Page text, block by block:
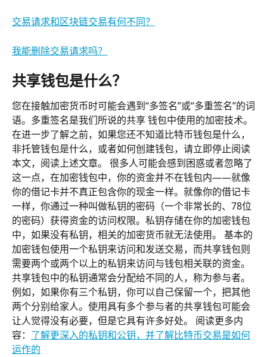
交易请求和区块链交易有何不同？
我能删除交易请求吗？
共享钱包是什么？
您在接触加密货币时可能会遇到“多签名”或“多重签名”的词
语。多重签名是我们所说的共享 钱包中使用的加密技术。
在进一步了解之前，如果您还不知道比特币钱包是什么，
非托管钱包是什么，或者如何创建钱包，请立即停止阅读
本文，阅读上述文章。 很多人可能会感到困惑或者忽略了
这一点，在加密钱包中，你的资金并不在钱包内——就像
你的借记卡并不真正包含你的现金一样。就像你的借记卡
一样，你通过一种叫做私钥的密码（一个非常长的、78位
的密码）获得资金的访问权限。私钥存储在你的加密钱包
中，如果没有私钥，相关的加密货币就无法使用。 基本的
加密钱包使用一个私钥来访问和发送交易，而共享钱包则
需要两个或两个以上的私钥来访问与钱包相关联的资金。
共享钱包中的私钥通常会分配给不同的人，称为参与者。
例如，如果你有三个私钥，你可以自己保留一个，把其他
两个分别给家人。使用具有多个参与者的共享钱包可能会
让人觉得没有必要，但是它具有许多好处。 阅读更多内
容： 了解更深入的私钥和公钥，并了解比特币交易是如何
运作的